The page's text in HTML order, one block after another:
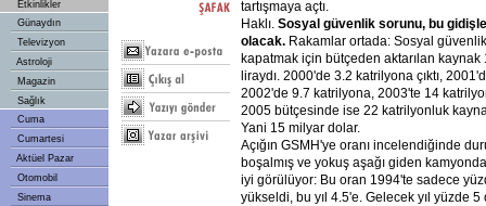
Etkinlikler
Günaydın
Televizyon
Astroloji
Magazin
Sağlık
Cuma
Cumartesi
Aktüel Pazar
Otomobil
Sinema
tartışmaya açtı.
Haklı. Sosyal güvenlik sorunu, bu
olacak. Rakamlar ortada: Sosyal güvenlik
kapatmak için bütçeden aktarılan
liraydı. 2000'de 3.2 katrilyona çıktı,
2002'de 9.7 katrilyona, 2003'te 14
2005 bütçesinde ise 22 katrilyonluk
Yani 15 milyar dolar.
Açığın GSMH'ye oranı incelendiğinde
boşalmış ve yokuş aşağı giden
iyi görülüyor: Bu oran 1994'te sadece
yükseldi, bu yıl 4.5'e. Gelecek yıl yüzde 5